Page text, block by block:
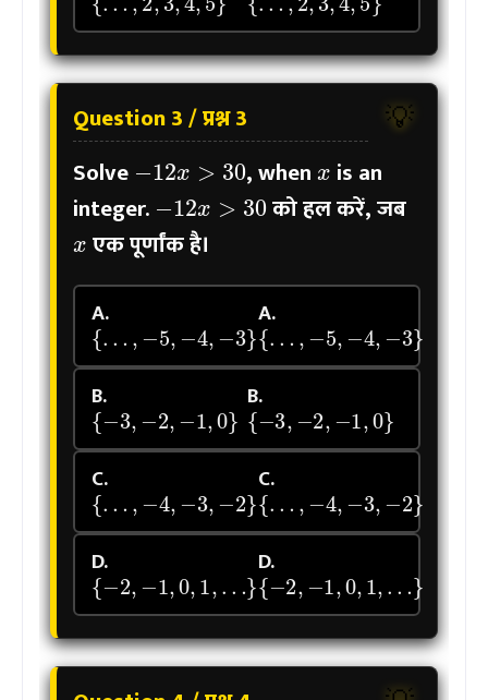
💡
Question 3 / प्रश्न 3
Solve
−12x>30
, when
x
is an
integer.
−12 x> 30
को हल करें, जब
x
एक पूर्णांक है।
A.
{… A.
{…
B.
{− B.
{−
C.
{… C.
{…
D.
{− D.
{−